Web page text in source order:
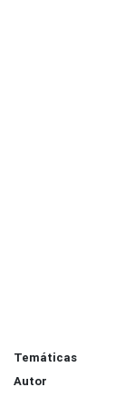
Temáticas
Autor